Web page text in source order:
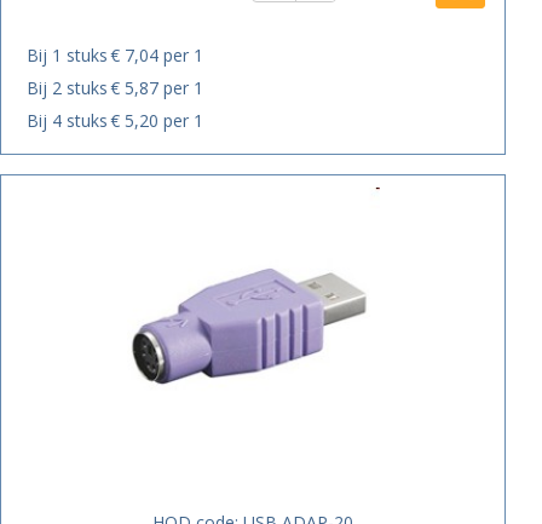
Bij 1 stuks€ 7,04 per 1
Bij 2 stuks€ 5,87 per 1
Bij 4 stuks€ 5,20 per 1